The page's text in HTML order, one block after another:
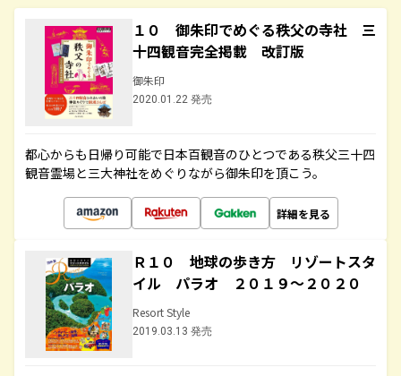
１０ 御朱印でめぐる秩父の寺社 三
十四観音完全掲載 改訂版
御朱印
2020.01.22 発売
都心からも日帰り可能で日本百観音のひとつである秩父三十四
観音霊場と三大神社をめぐりながら御朱印を頂こう。
詳細を見る
Ｒ１０ 地球の歩き方 リゾートスタ
イル パラオ ２０１９～２０２０
Resort Style
2019.03.13 発売